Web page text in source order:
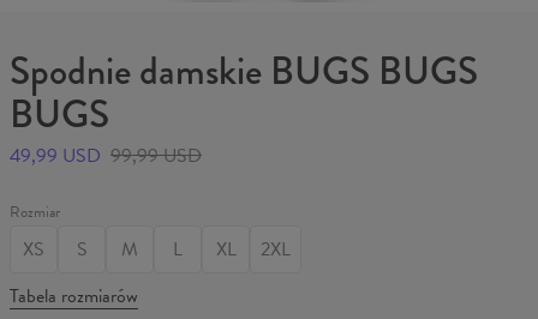
Spodnie damskie BUGS BUGS
BUGS
49,99 USD 99,99 USD
Rozmiar
XS S M L XL
2XL
Tabela rozmiarów